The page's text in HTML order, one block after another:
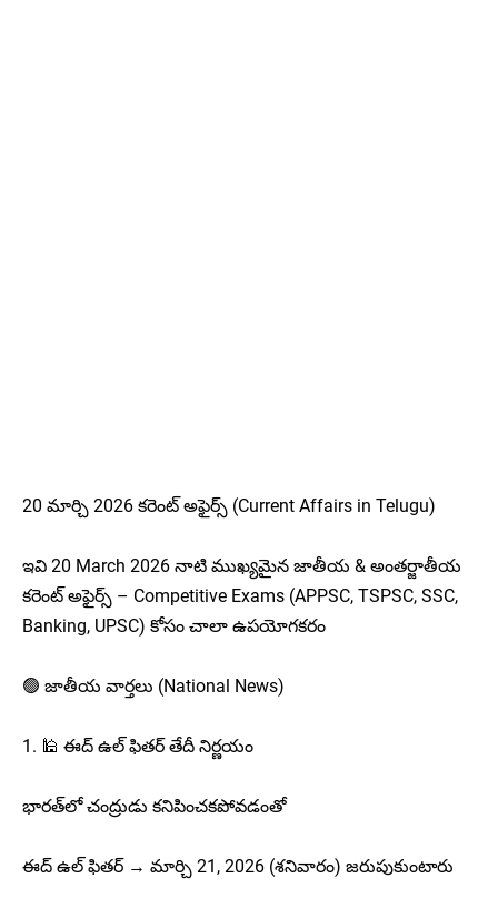
20 మార్చి 2026 కరెంట్ అఫైర్స్ (Current Affairs in Telugu)
ఇవి 20 March 2026 నాటి ముఖ్యమైన జాతీయ & అంతర్జాతీయ
కరెంట్ అఫైర్స్ – Competitive Exams (APPSC, TSPSC, SSC,
Banking, UPSC) కోసం చాలా ఉపయోగకరం
🟢 జాతీయ వార్తలు (National News)
1. 🕌 ఈద్ ఉల్ ఫితర్ తేదీ నిర్ణయం
భారత్‌లో చంద్రుడు కనిపించకపోవడంతో
ఈద్ ఉల్ ఫితర్ → మార్చి 21, 2026 (శనివారం) జరుపుకుంటారు